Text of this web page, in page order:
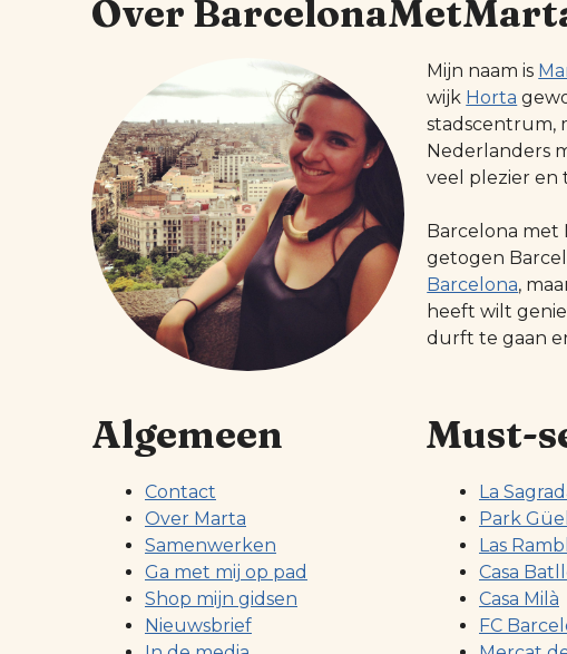
Over
Mijn naam is
wijk Horta
stadscentrum,
Nederlanders
veel plezier en
Barcelona met
getogen
Barcelona,
heeft wilt
durft te gaan
Algemeen
Contact
Over Marta
Samenwerken
Ga met mij op pad
Shop mijn gidsen
Nieuwsbrief
Must-
La
Park Güell
Las
Casa
Casa Milà
FC